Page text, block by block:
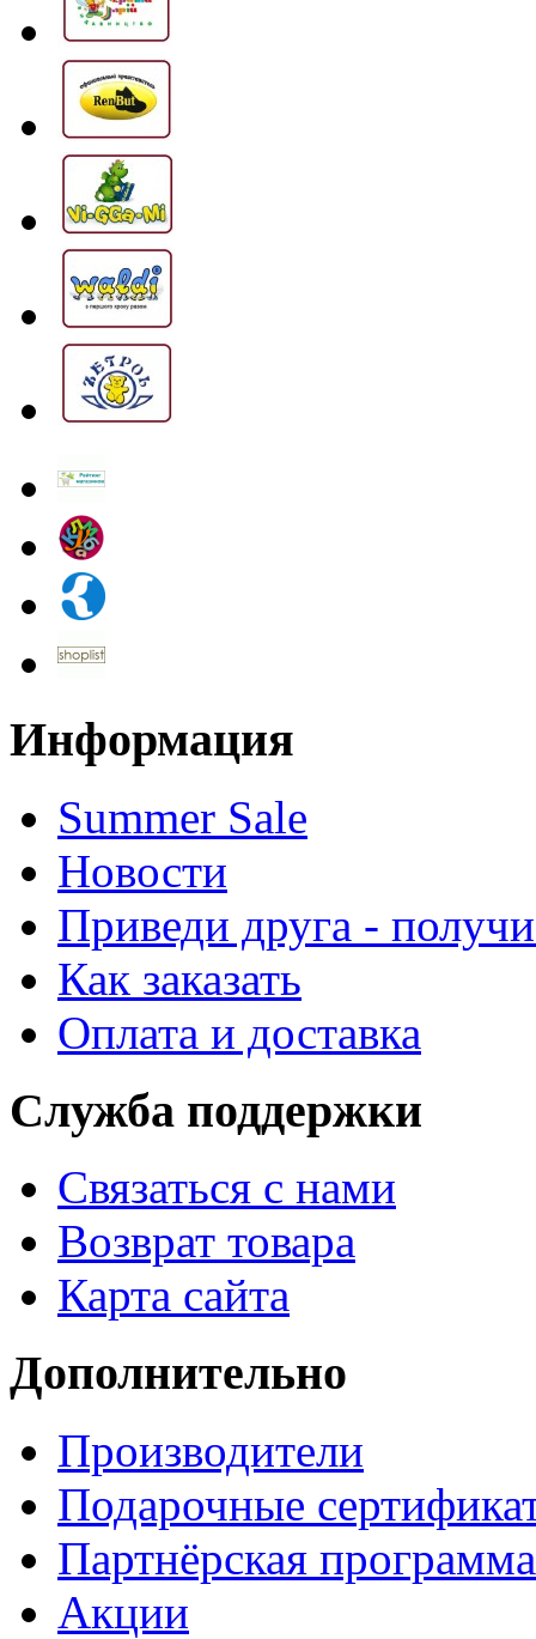
Информация
Summer Sale
Новости
Приведи друга -
Как заказать
Оплата и доставка
Служба поддержки
Связаться с нами
Возврат товара
Карта сайта
Дополнительно
Производители
Подарочные
Партнёрская программа
Акции